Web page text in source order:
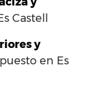
Castell
y
en Es